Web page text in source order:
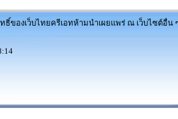
ทธิ์ของเว็บไทยครีเอทห้ามนำเผยแพร่ ณ เว็บไซต์อื่น